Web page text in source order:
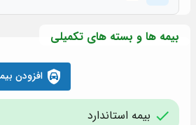
بیمه ها و بسته های تکمیلی
بیمه استاندارد